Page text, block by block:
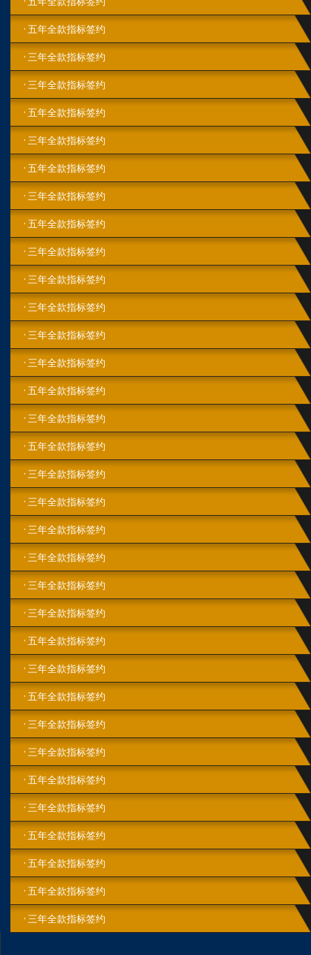
五年全款指标签约
三年全款指标签约
三年全款指标签约
五年全款指标签约
三年全款指标签约
五年全款指标签约
三年全款指标签约
五年全款指标签约
三年全款指标签约
三年全款指标签约
三年全款指标签约
三年全款指标签约
三年全款指标签约
五年全款指标签约
三年全款指标签约
五年全款指标签约
三年全款指标签约
三年全款指标签约
三年全款指标签约
三年全款指标签约
三年全款指标签约
三年全款指标签约
五年全款指标签约
三年全款指标签约
五年全款指标签约
三年全款指标签约
三年全款指标签约
五年全款指标签约
三年全款指标签约
五年全款指标签约
五年全款指标签约
五年全款指标签约
三年全款指标签约